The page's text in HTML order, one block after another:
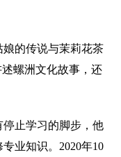
的传说与茉莉花茶
螺洲文化故事，还
止学习的脚步，他
业知识。2020年10